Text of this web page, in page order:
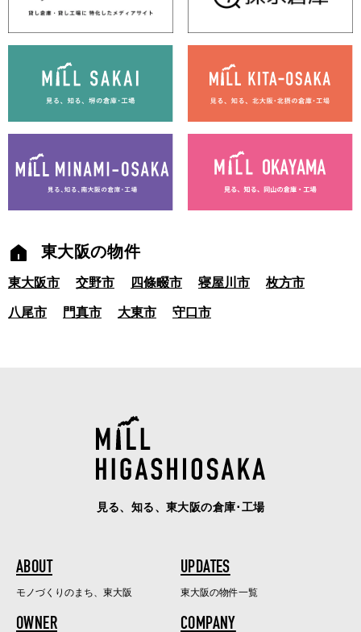
東大阪の物件
東大阪市 交野市 四條畷市 寝屋川市 枚方市
八尾市 門真市 大東市 守口市
見る、知る、東大阪の倉庫･工場
ABOUT
モノづくりのまち、東大阪
UPDATES
東大阪の物件一覧
OWNER COMPANY